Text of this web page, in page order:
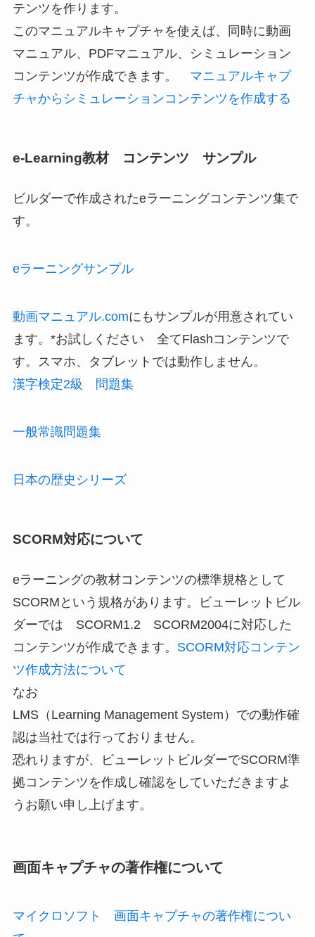
テンツを作ります。
このマニュアルキャプチャを使えば、同時に動画
マニュアル、PDFマニュアル、シミュレーション
コンテンツが作成できます。 マニュアルキャプ
チャからシミュレーションコンテンツを作成する
e-Learning教材 コンテンツ サンプル
ビルダーで作成されたeラーニングコンテンツ集で
す。
eラーニングサンプル
動画マニュアル.comにもサンプルが用意されてい
ます。*お試しください 全てFlashコンテンツで
す。スマホ、タブレットでは動作しません。
漢字検定2級 問題集
一般常識問題集
日本の歴史シリーズ
SCORM対応について
eラーニングの教材コンテンツの標準規格として
SCORMという規格があります。ビューレットビル
ダーでは SCORM1.2 SCORM2004に対応した
コンテンツが作成できます。 SCORM対応コンテン
ツ作成方法について
なお
LMS（Learning Management System）での動作確
認は当社では行っておりません。
恐れりますが、ビューレットビルダーでSCORM準
拠コンテンツを作成し確認をしていただきますよ
うお願い申し上げます。
画面キャプチャの著作権について
マイクロソフト 画面キャプチャの著作権につい